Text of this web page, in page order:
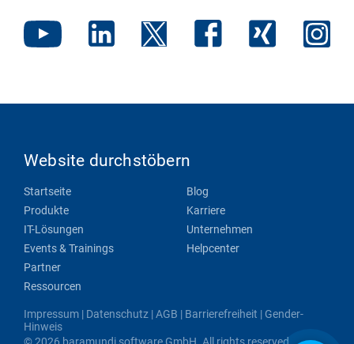
Website durchstöbern
Startseite
Produkte
IT-Lösungen
Events & Trainings
Partner
Ressourcen
Blog
Karriere
Unternehmen
Helpcenter
Impressum | Datenschutz |AGB | Barrierefreiheit | Gender-
Hinweis
© 2026 baramundi software GmbH. All rights reserved.